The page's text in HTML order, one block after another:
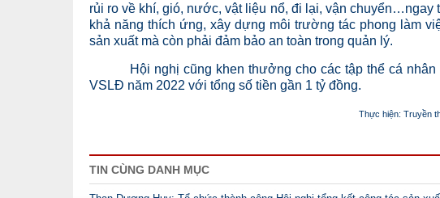
rủi ro về khí, gió, nước, vật liệu nổ, đi lại, vận
khả năng thích ứng, xây dựng môi trường tác phong làm
sản xuất mà còn phải đảm bảo an toàn trong quản lý.
Hội nghị cũng khen thưởng cho các tập thể cá nhân
VSLĐ năm 2022 với tổng số tiền gần 1 tỷ đồng.
Thực hiện: Truyền
TIN CÙNG DANH MỤC